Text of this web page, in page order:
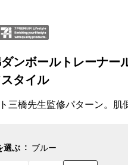
ンボールトレーナー
タイル
三橋先生監修パターン。肌
選ぶ ブルー